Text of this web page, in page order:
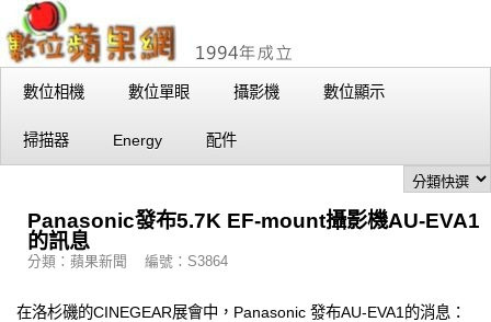
數位相機 數位單眼 攝影機 數位顯示
掃描器 Energy 配件
Panasonic發布5.7K EF-mount攝影機AU-EVA1
的訊息
分類：蘋果新聞 編號：S3864
在洛杉磯的CINEGEAR展會中，Panasonic 發布AU-EVA1的消息：